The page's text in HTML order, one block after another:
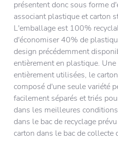
présentent donc sous forme
associant plastique et carton
L'emballage est 100%
d'économiser 40% de
design précédemment
entièrement en plastique.
entièrement utilisées, le
composé d'une seule variété
facilement séparés et triés
dans les meilleures
dans le bac de recyclage
carton dans le bac de collecte